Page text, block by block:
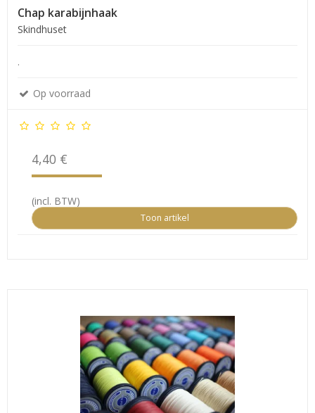
Chap karabijnhaak
Skindhuset
.
Op voorraad
4,40 €
(incl. BTW)
Toon artikel